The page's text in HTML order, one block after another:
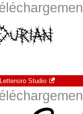
Lettersiro Studio